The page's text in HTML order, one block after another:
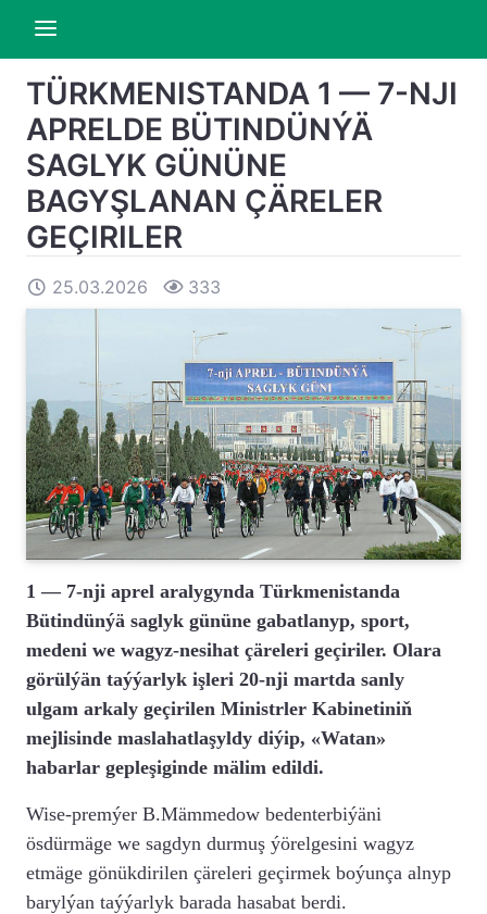
TÜRKMENISTANDA 1 — 7-NJI
APRELDE BÜTINDÜNÝÄ
SAGLYK GÜNÜNE
BAGYŞLANAN ÇÄRELER
GEÇIRILER
25.03.2026 333
1 — 7-nji aprel aralygynda Türkmenistanda
Bütindünýä saglyk gününe gabatlanyp, sport,
medeni we wagyz-nesihat çäreleri geçiriler. Olara
görülýän taýýarlyk işleri 20-nji martda sanly
ulgam arkaly geçirilen Ministrler Kabinetiniň
mejlisinde maslahatlaşyldy diýip, «Watan»
habarlar gepleşiginde mälim edildi.
Wise-premýer B.Mämmedow bedenterbiýäni
ösdürmäge we sagdyn durmuş ýörelgesini wagyz
etmäge gönükdirilen çäreleri geçirmek boýunça alnyp
barylýan taýýarlyk barada hasabat berdi.